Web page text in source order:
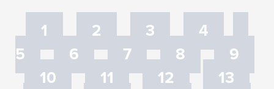
1 2 3
4
5
6 7 8
9
10
11 12
13